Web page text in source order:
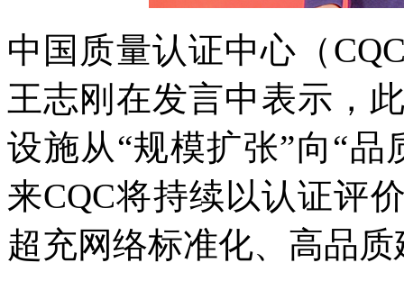
中国质量认证中心（
王志刚在发言中表示，
设施从“规模扩张”向“
来CQC将持续以认证评
超充网络标准化、高品质